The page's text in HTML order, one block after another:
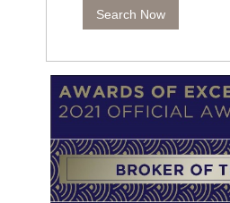
Search Now